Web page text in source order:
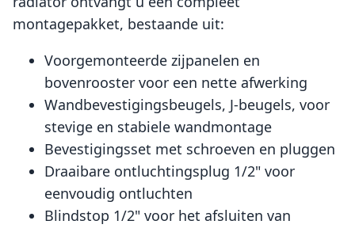
montagepakket, bestaande uit:
Voorgemonteerde zijpanelen en
bovenrooster voor een nette afwerking
Wandbevestigingsbeugels, J-beugels, voor
stevige en stabiele wandmontage
Bevestigingsset met schroeven en pluggen
Draaibare ontluchtingsplug 1/2" voor
eenvoudig ontluchten
Blindstop 1/2" voor het afsluiten van